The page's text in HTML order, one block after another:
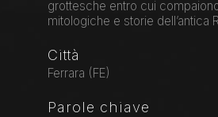
grottesche entro cui
mitologiche e storie dell’antica
Città
Ferrara (FE)
Parole chiave